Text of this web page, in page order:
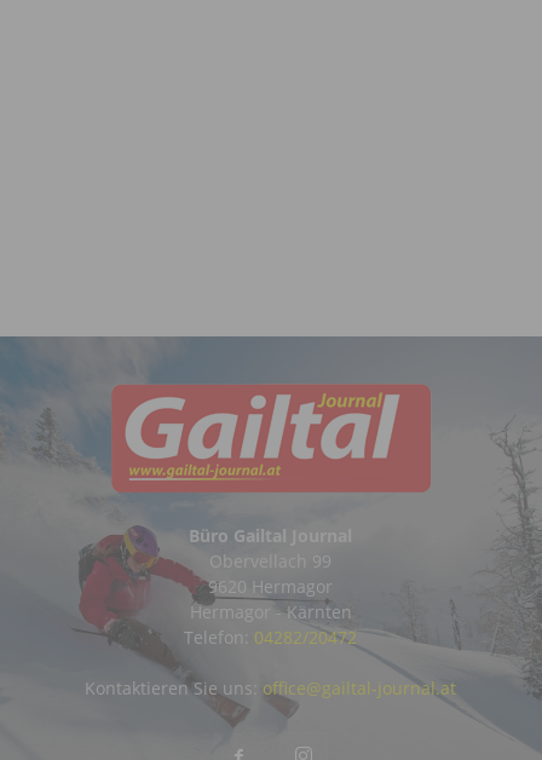
Büro Gailtal Journal
Obervellach 99
9620 Hermagor
Hermagor - Kärnten
Telefon: 04282/20472
Kontaktieren Sie uns: office@gailtal-journal.at